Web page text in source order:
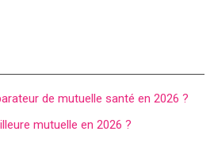
de mutuelle santé en 2026 ?
mutuelle en 2026 ?